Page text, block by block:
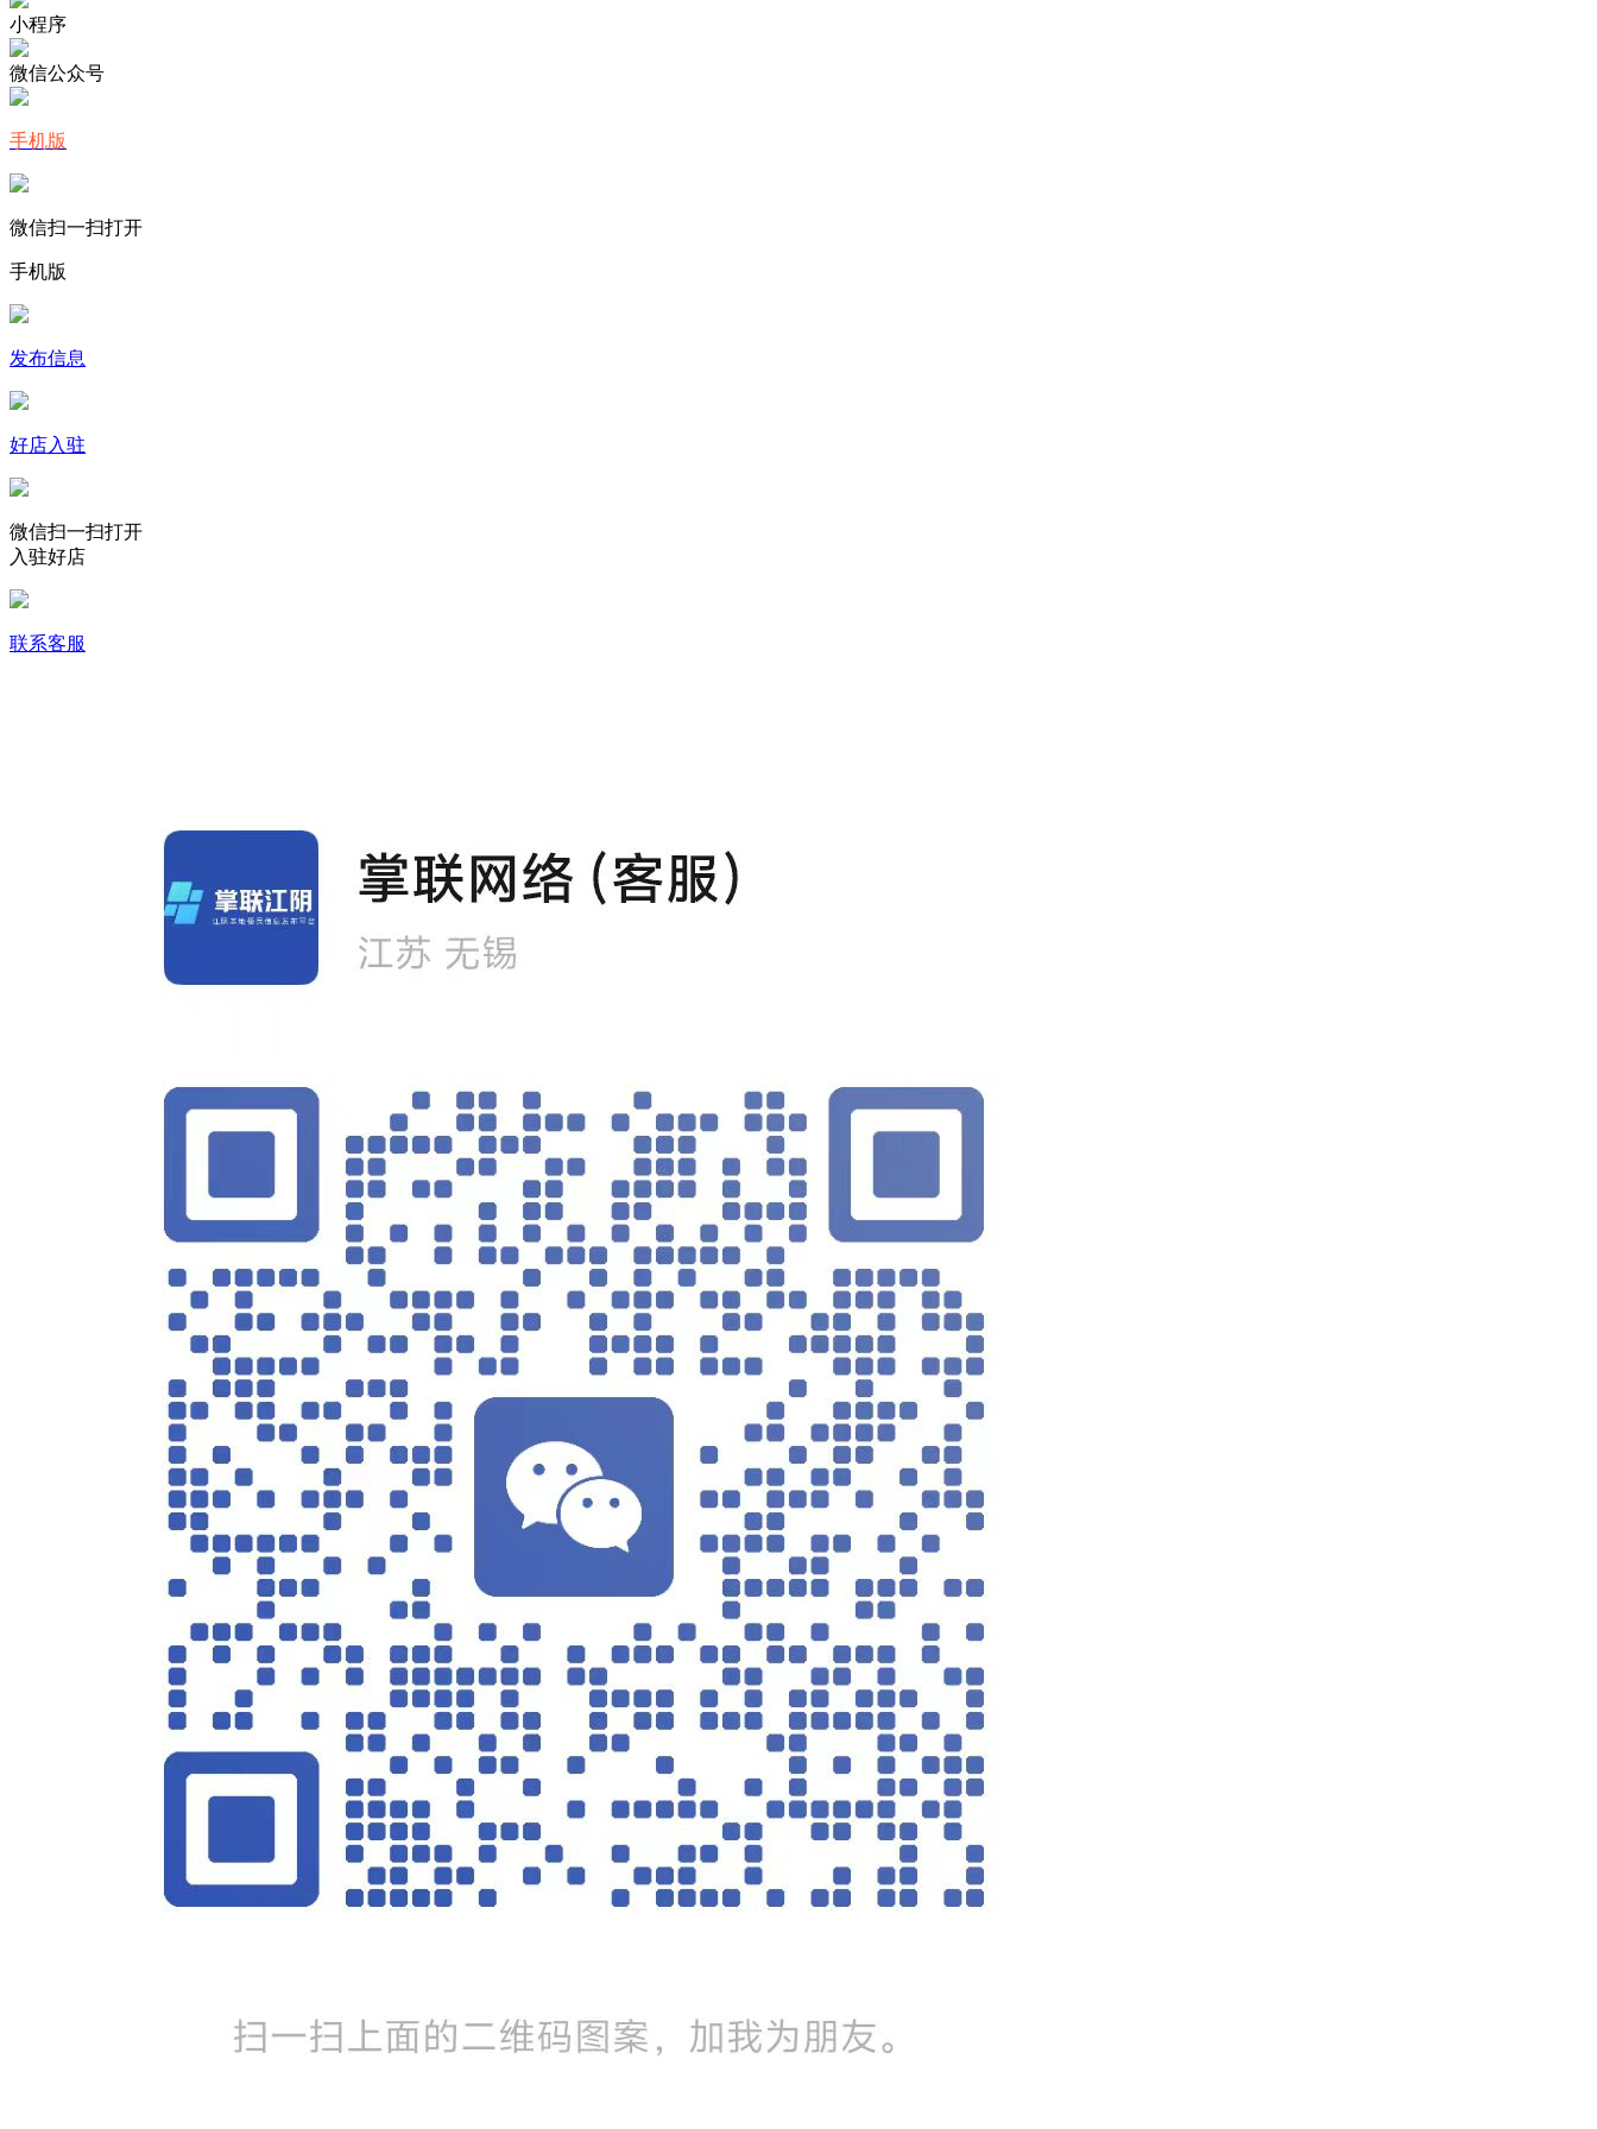
小程序
微信公众号
手机版
微信扫一扫打开
手机版
发布信息
好店入驻
微信扫一扫打开
入驻好店
联系客服